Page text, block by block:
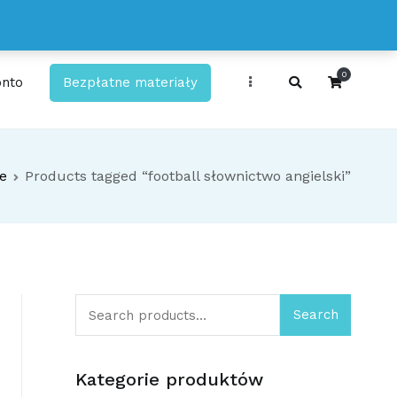
Bezpłatne materiały
0
Products tagged “football słownictwo angielski”
Search
Kategorie produktów